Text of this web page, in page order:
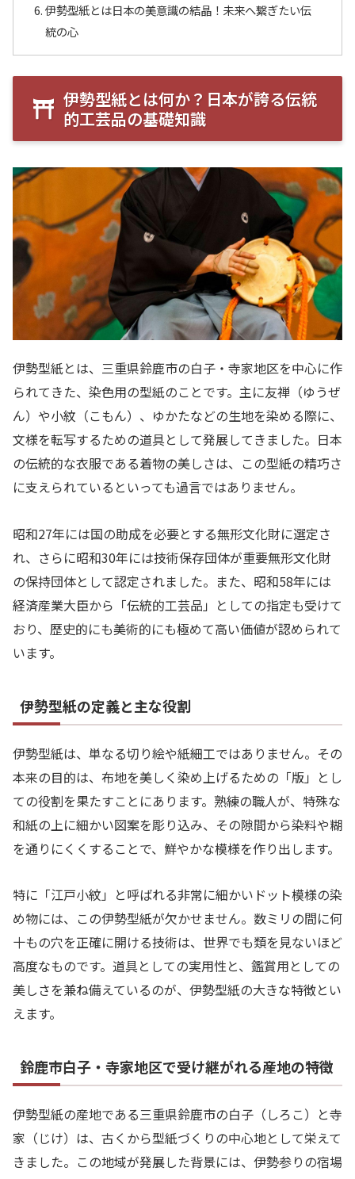
伊勢型紙とは日本の美意識の結晶！未来へ繋ぎたい伝
統の心
伊勢型紙とは何か？日本が誇る伝統
的工芸品の基礎知識
伊勢型紙とは、三重県鈴鹿市の白子・寺家地区を中心に作
られてきた、染色用の型紙のことです。主に友禅（ゆうぜ
ん）や小紋（こもん）、ゆかたなどの生地を染める際に、
文様を転写するための道具として発展してきました。日本
の伝統的な衣服である着物の美しさは、この型紙の精巧さ
に支えられているといっても過言ではありません。
昭和27年には国の助成を必要とする無形文化財に選定さ
れ、さらに昭和30年には技術保存団体が重要無形文化財
の保持団体として認定されました。また、昭和58年には
経済産業大臣から「伝統的工芸品」としての指定も受けて
おり、歴史的にも美術的にも極めて高い価値が認められて
います。
伊勢型紙の定義と主な役割
伊勢型紙は、単なる切り絵や紙細工ではありません。その
本来の目的は、布地を美しく染め上げるための「版」とし
ての役割を果たすことにあります。熟練の職人が、特殊な
和紙の上に細かい図案を彫り込み、その隙間から染料や糊
を通りにくくすることで、鮮やかな模様を作り出します。
特に「江戸小紋」と呼ばれる非常に細かいドット模様の染
め物には、この伊勢型紙が欠かせません。数ミリの間に何
十もの穴を正確に開ける技術は、世界でも類を見ないほど
高度なものです。道具としての実用性と、鑑賞用としての
美しさを兼ね備えているのが、伊勢型紙の大きな特徴とい
えます。
鈴鹿市白子・寺家地区で受け継がれる産地の特徴
伊勢型紙の産地である三重県鈴鹿市の白子（しろこ）と寺
家（じけ）は、古くから型紙づくりの中心地として栄えて
きました。この地域が発展した背景には、伊勢参りの宿場